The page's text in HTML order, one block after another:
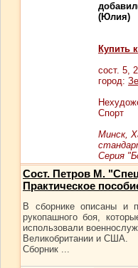
(Юлия)
Купить
сост. 5,
город:
Спорт
Минск,
Серия
Сост. Петров М.
Практическое
В сборнике описаны и
рукопашного боя,
использовали
Великобритании и США.
Сборник ...